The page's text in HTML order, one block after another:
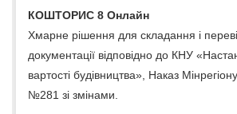
КОШТОРИС 8 Онлайн
Хмарне рішення для складання і
документації відповідно до КНУ
вартості будівництва», Наказ
№281 зі змінами.